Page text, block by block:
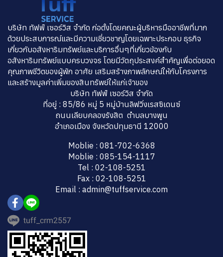
บริษัท ทัฟฟ์ เซอร์วิส จำกัด ก่อตั้งโดยคณะผู้บริหารมืออาชีพที่มาก
ด้วยประสบการณ์และมีความเชี่ยวชาญโดยเฉพาะประกอบ ธุรกิจ
เกี่ยวกับอสังหาริมทรัพย์และบริการอื่นๆที่เกี่ยวข้องกับ
อสังหาริมทรัพย์แบบครบวงจร โดยมีวัตถุประสงค์สำคัญเพื่อต่อยอด
คุณภาพชีวิตของผู้พัก อาศัย เสริมสร้างภาพลักษณ์ให้กับโครงการ
และสร้างมูลค่าเพิ่มของสินทรัพย์ให้แก่เจ้าของ
บริษัท ทัฟฟ์ เซอร์วิส จำกัด
ที่อยู่ : 85/86 หมู่ 5 หมู่บ้านลิฟวิ่งเรสซิเดนซ์
ถนนเลียบคลองรังสิต ตำบลบางพูน
อำเภอเมือง จังหวัดปทุมธานี 12000
Moblie : 081-702-6368
Moblie : 085-154-1117
Tel : 02-108-5251
Fax : 02-108-5251
Email : admin@tuffservice.com
tuff_crm2557